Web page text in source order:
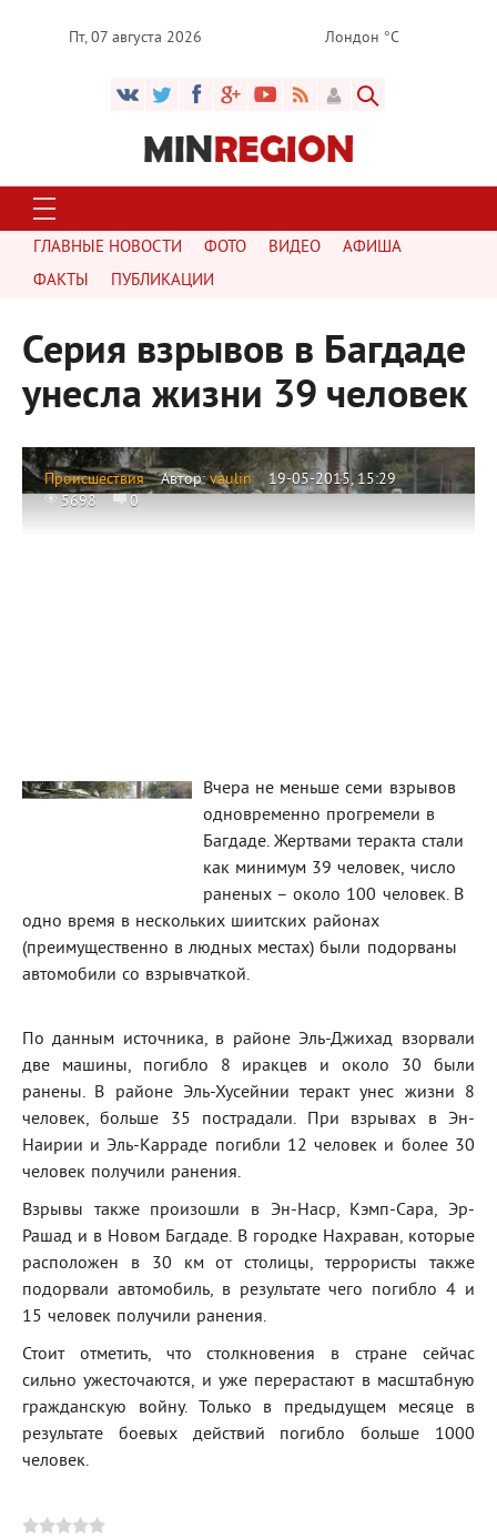
Пт, 07 августа 2026 Лондон °C
ГЛАВНЫЕ НОВОСТИ ФОТО ВИДЕО
АФИША
ФАКТЫ
ПУБЛИКАЦИИ
Серия взрывов в Багдаде
унесла жизни 39 человек
Происшествия Автор:vaulin
19-05-2015, 15:29
5698
0
Вчера не меньше семи взрывов
одновременно прогремели в
Багдаде. Жертвами теракта стали
как минимум 39 человек, число
раненых – около 100 человек. В
одно время в нескольких шиитских районах
(преимущественно в людных местах) были подорваны
автомобили со взрывчаткой.
По данным источника, в районе Эль-Джихад взорвали
две машины, погибло 8 иракцев и около 30 были
ранены. В районе Эль-Хусейнии теракт унес жизни 8
человек, больше 35 пострадали. При взрывах в Эн-
Наирии и Эль-Карраде погибли 12 человек и более 30
человек получили ранения.
Взрывы также произошли в Эн-Наср, Кэмп-Сара, Эр-
Рашад и в Новом Багдаде. В городке Нахраван, которые
расположен в 30 км от столицы, террористы также
подорвали автомобиль, в результате чего погибло 4 и
15 человек получили ранения.
Стоит отметить, что столкновения в стране сейчас
сильно ужесточаются, и уже перерастают в масштабную
гражданскую войну. Только в предыдущем месяце в
результате боевых действий погибло больше 1000
человек.